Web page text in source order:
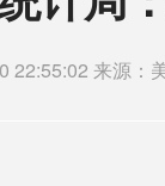
22:55:02 来源：